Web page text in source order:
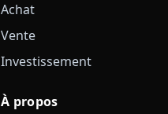
Achat
Vente
Investissement
À propos